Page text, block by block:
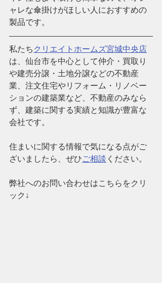
ャレな傘掛けがほしい人におすすめの
製品です。
私たち クリエイトホームズ宮城中央店
は、仙台市を中心として仲介・買取り
や建売分譲・土地分譲などの不動産
業、注文住宅やリフォーム・リノベー
ションの建築業など、 不動産のみなら
ず、建築に関する実績と知識が豊富な
会社です。
住まいに関する情報で気になる点がご
ざいましたら、ぜひご相談 ください。
弊社へのお問い合わせはこちらをクリ
ック↓